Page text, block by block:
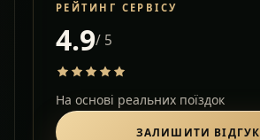
РЕЙТИНГ СЕРВІСУ
4.9/ 5
На основі реальних поїздок
ЗАЛИШИТИ ВІДГУК